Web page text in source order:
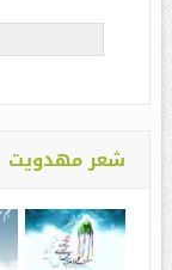
شعر مهدویت